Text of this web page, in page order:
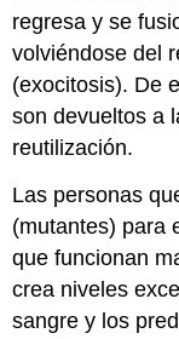
regresa y se
volviéndose del
(exocitosis). De
son devueltos a
reutilización.
Las personas
(mutantes) para
que funcionan
crea niveles
sangre y los